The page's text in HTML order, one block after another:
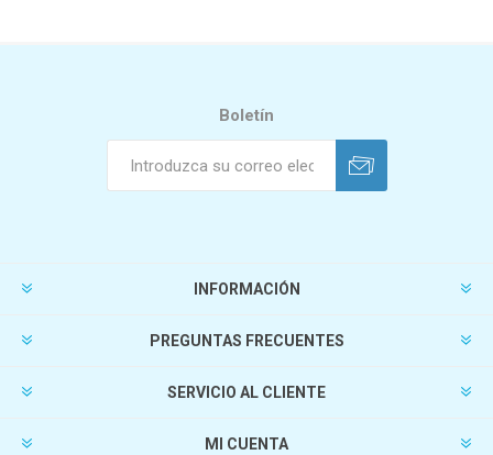
Boletín
INFORMACIÓN
PREGUNTAS FRECUENTES
SERVICIO AL CLIENTE
MI CUENTA